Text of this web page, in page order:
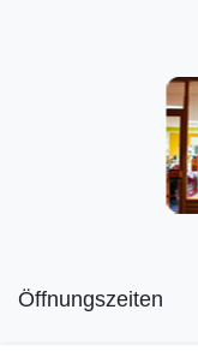
Öffnungszeiten